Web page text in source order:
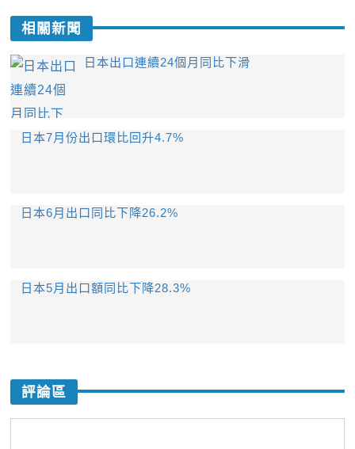
相關新聞
日本出口連續24個月同比下滑
日本7月份出口環比回升4.7%
日本6月出口同比下降26.2%
日本5月出口額同比下降28.3%
評論區